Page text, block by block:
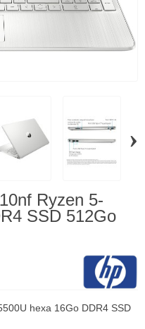
›
Ryzen 5-
SSD 512Go
hexa 16Go DDR4 SSD